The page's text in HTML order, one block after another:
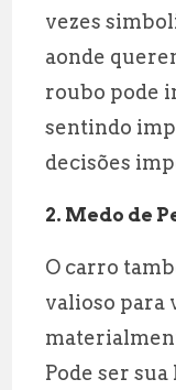
vezes
aonde
roubo pode
sentindo
decisões
2. Medo de
O carro
valioso para
Pode ser